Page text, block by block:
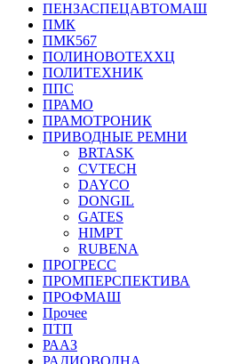
ПЕНЗАСПЕЦАВТОМАШ
ПМК
ПМК567
ПОЛИНОВОТЕХХЦ
ПОЛИТЕХНИК
ППС
ПРАМО
ПРАМОТРОНИК
ПРИВОДНЫЕ РЕМНИ
BRTASK
CVTECH
DAYCO
DONGIL
GATES
HIMPT
RUBENA
ПРОГРЕСС
ПРОМПЕРСПЕКТИВА
ПРОФМАШ
Прочее
ПТП
РААЗ